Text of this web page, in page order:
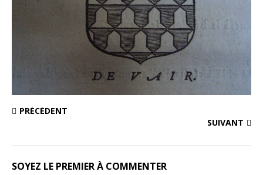
PRÉCÉDENT
SUIVANT
SOYEZ LE PREMIER À COMMENTER